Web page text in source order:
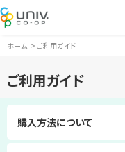
ホーム > ご利用ガイド
ご利用ガイド
購入方法について